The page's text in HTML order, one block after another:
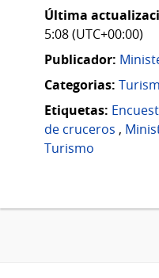
Última
5:08 (UTC+00:00)
Publicador:
Categorias:
Etiquetas:
de cruceros ,
Turismo